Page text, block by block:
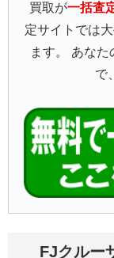
買取が一括査
定サイトでは
ます。 あな
で
FJクルー